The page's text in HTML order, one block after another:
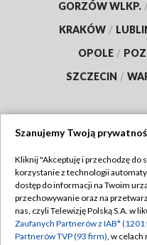
GORZÓW WLKP.
KRAKÓW /
OPOLE /
SZCZECIN /
Abonament TVP
Emisja w TVP
Szanujemy Twoją
Kliknij "Akceptuję i przechodzę do
korzystanie z technologii
dostęp do informacji na Twoim
przechowywanie oraz na
nas, czyli Telewizję Polską S.A. w
Zaufanych Partnerów z IAB*
Partnerów TVP (93 firm), w